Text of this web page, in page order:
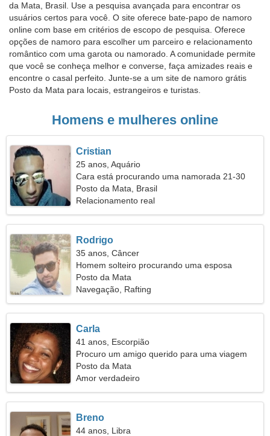
da Mata, Brasil. Use a pesquisa avançada para encontrar os
usuários certos para você. O site oferece bate-papo de namoro
online com base em critérios de escopo de pesquisa. Oferece
opções de namoro para escolher um parceiro e relacionamento
romântico com uma garota ou namorado. A comunidade permite
que você se conheça melhor e converse, faça amizades reais e
encontre o casal perfeito. Junte-se a um site de namoro grátis
Posto da Mata para locais, estrangeiros e turistas.
Homens e mulheres online
Cristian
25 anos, Aquário
Cara está procurando uma namorada 21-30
Posto da Mata, Brasil
Relacionamento real
Rodrigo
35 anos, Câncer
Homem solteiro procurando uma esposa
Posto da Mata
Navegação, Rafting
Carla
41 anos, Escorpião
Procuro um amigo querido para uma viagem
conjunta
Posto da Mata
Amor verdadeiro
Breno
44 anos, Libra